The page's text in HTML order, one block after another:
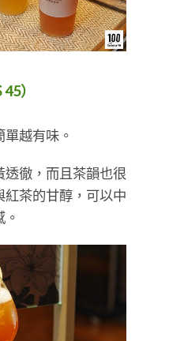
）
越有味。
徹，而且茶韻也很
茶的甘醇，可以中